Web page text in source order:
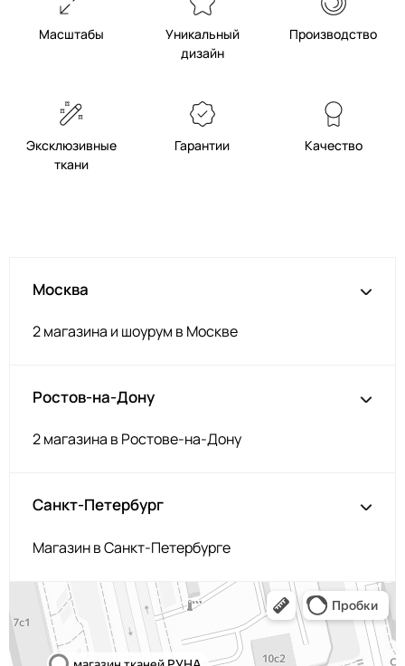
Масштабы
Уникальный
дизайн
Производство
Эксклюзивные
ткани
Гарантии Качество
Москва
2 магазина и шоурум в Москве
Ростов-на-Дону
2 магазина в Ростове-на-Дону
Санкт-Петербург
Магазин в Санкт-Петербурге